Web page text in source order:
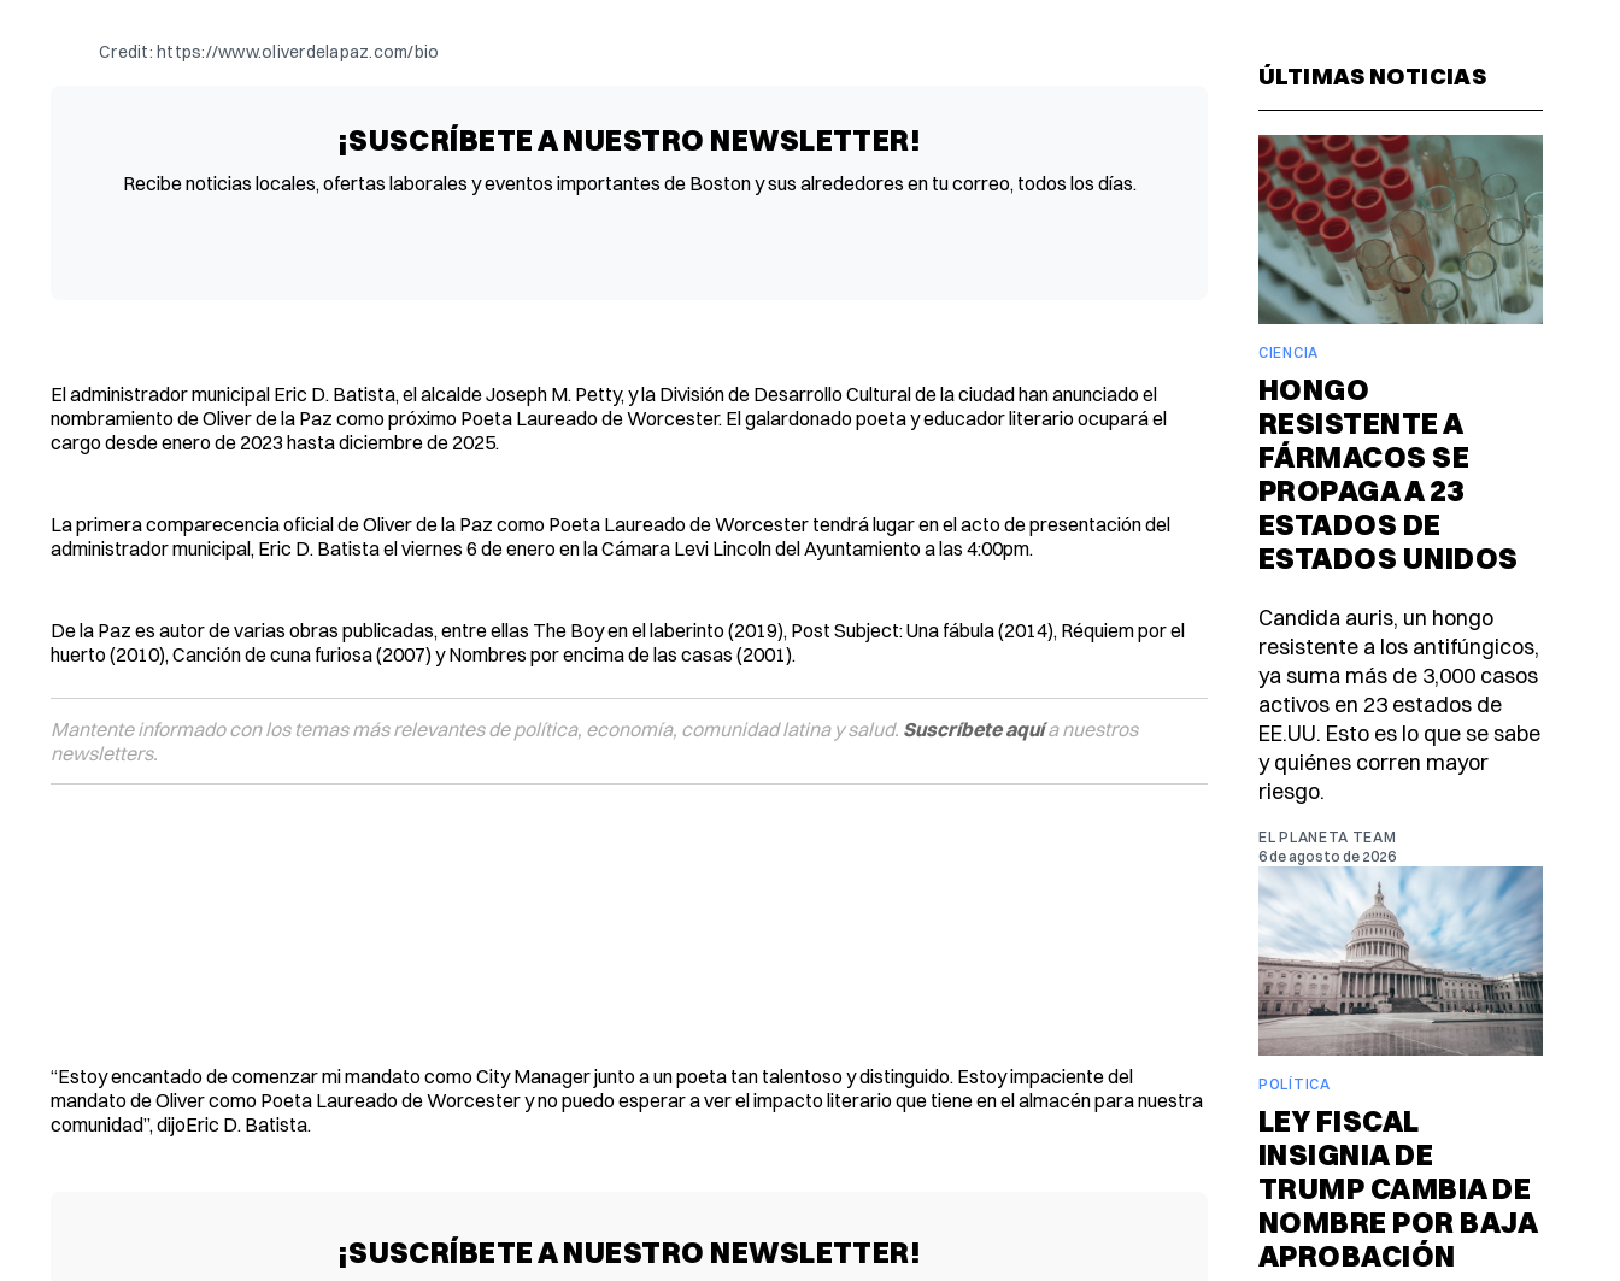
Credit: https://www.oliverdelapaz.com/bio
¡SUSCRÍBETE A NUESTRO NEWSLETTER!
Recibe noticias locales, ofertas laborales y eventos importantes de Boston y sus alrededores en tu correo, todos los días.
El administrador municipal Eric D. Batista, el alcalde Joseph M. Petty, y la División de Desarrollo Cultural de la ciudad han anunciado el
nombramiento de Oliver de la Paz como próximo Poeta Laureado de Worcester. El galardonado poeta y educador literario ocupará el
cargo desde enero de 2023 hasta diciembre de 2025.
La primera comparecencia oficial de Oliver de la Paz como Poeta Laureado de Worcester tendrá lugar en el acto de presentación del
administrador municipal, Eric D. Batista el viernes 6 de enero en la Cámara Levi Lincoln del Ayuntamiento a las 4:00pm.
De la Paz es autor de varias obras publicadas, entre ellas The Boy en el laberinto (2019), Post Subject: Una fábula (2014), Réquiem por el
huerto (2010), Canción de cuna furiosa (2007) y Nombres por encima de las casas (2001).
Mantente informado con los temas más relevantes de política, economía, comunidad latina y salud. Suscríbete aquía nuestros
newsletters.
“Estoy encantado de comenzar mi mandato como City Manager junto a un poeta tan talentoso y distinguido. Estoy impaciente del
mandato de Oliver como Poeta Laureado de Worcester y no puedo esperar a ver el impacto literario que tiene en el almacén para nuestra
comunidad”, dijoEric D. Batista.
¡SUSCRÍBETE A NUESTRO NEWSLETTER!
ÚLTIMAS NOTICIAS
CIENCIA
HONGO
RESISTENTE A
FÁRMACOS SE
PROPAGA A 23
ESTADOS DE
ESTADOS UNIDOS
Candida auris, un hongo
resistente a los antifúngicos,
ya suma más de 3,000 casos
activos en 23 estados de
EE.UU. Esto es lo que se sabe
y quiénes corren mayor
riesgo.
EL PLANETA TEAM
6 de agosto de 2026
POLÍTICA
LEY FISCAL
INSIGNIA DE
TRUMP CAMBIA DE
NOMBRE POR BAJA
APROBACIÓN